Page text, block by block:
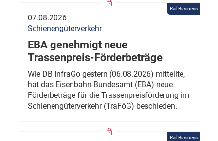
Rail Business
07.08.2026
Schienengüterverkehr
EBA genehmigt neue
Trassenpreis-Förderbeträge
Wie DB InfraGo gestern (06.08.2026) mitteilte,
hat das Eisenbahn-Bundesamt (EBA) neue
Förderbeträge für die Trassenpreisförderung im
Schienengüterverkehr (TraFöG) beschieden.
Rail Business